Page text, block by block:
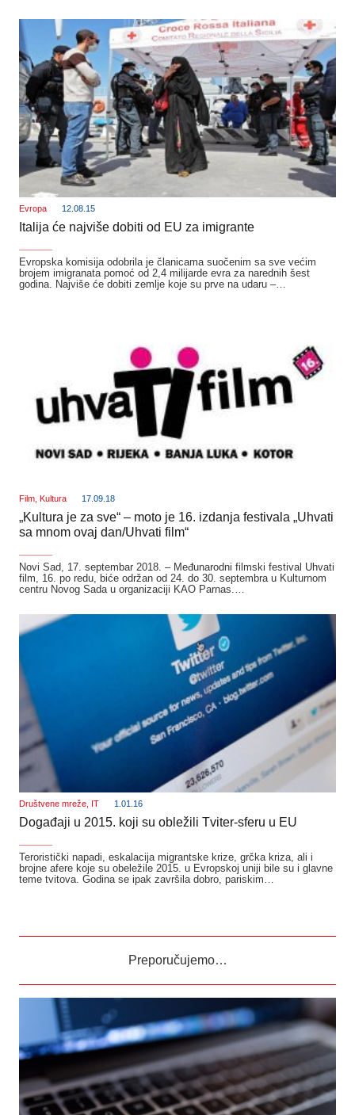
Evropa 12.08.15
Italija će najviše dobiti od EU za imigrante
Evropska komisija odobrila je članicama suočenim sa sve većim
brojem imigranata pomoć od 2,4 milijarde evra za narednih šest
godina. Najviše će dobiti zemlje koje su prve na udaru –…
Film Kultura 17.09.18
„Kultura je za sve“ – moto je 16. izdanja festivala „Uhvati
sa mnom ovaj dan/Uhvati film“
Novi Sad, 17. septembar 2018. – Međunarodni filmski festival Uhvati
film, 16. po redu, biće održan od 24. do 30. septembra u Kulturnom
centru Novog Sada u organizaciji KAO Parnas.…
Društvene mreže IT 1.01.16
Događaji u 2015. koji su obležili Tviter-sferu u EU
Teroristički napadi, eskalacija migrantske krize, grčka kriza, ali i
brojne afere koje su obeležile 2015. u Evropskoj uniji bile su i glavne
teme tvitova. Godina se ipak završila dobro, pariskim…
Preporučujemo…